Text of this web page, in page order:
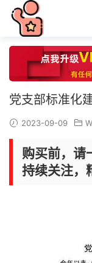
党支部标准化
2023-09-09
购买前，请
持续关注，